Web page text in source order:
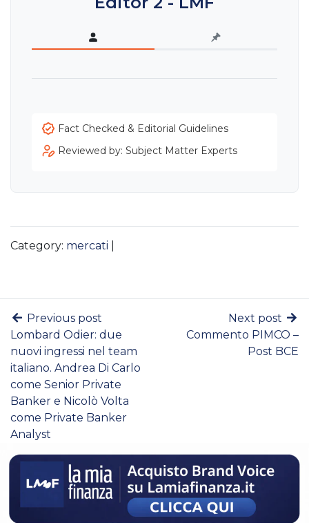
Fact Checked & Editorial Guidelines
Reviewed by: Subject Matter Experts
Category: mercati
Previous post
Lombard Odier: due
nuovi ingressi nel team
italiano. Andrea Di Carlo
come Senior Private
Banker e Nicolò Volta
come Private Banker
Analyst
Next post
Commento PIMCO –
Post BCE